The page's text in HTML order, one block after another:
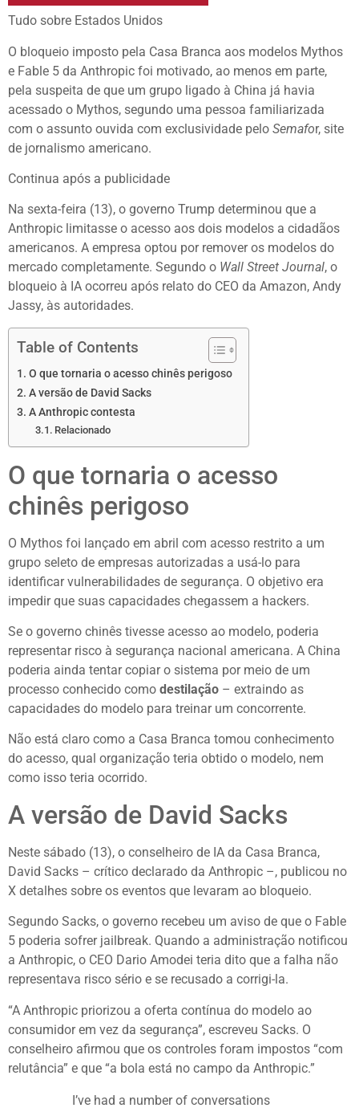
Tudo sobre Estados Unidos
O bloqueio imposto pela Casa Branca aos modelos Mythos
e Fable 5 da Anthropic foi motivado, ao menos em parte,
pela suspeita de que um grupo ligado à China já havia
acessado o Mythos, segundo uma pessoa familiarizada
com o assunto ouvida com exclusividade pelo Semafor, site
de jornalismo americano.
Continua após a publicidade
Na sexta-feira (13), o governo Trump determinou que a
Anthropic limitasse o acesso aos dois modelos a cidadãos
americanos. A empresa optou por remover os modelos do
mercado completamente. Segundo o Wall Street Journal, o
bloqueio à IA ocorreu após relato do CEO da Amazon, Andy
Jassy, às autoridades.
Table of Contents
O que tornaria o acesso chinês perigoso
A versão de David Sacks
A Anthropic contesta
Relacionado
O que tornaria o acesso
chinês perigoso
O Mythos foi lançado em abril com acesso restrito a um
grupo seleto de empresas autorizadas a usá-lo para
identificar vulnerabilidades de segurança. O objetivo era
impedir que suas capacidades chegassem a hackers.
Se o governo chinês tivesse acesso ao modelo, poderia
representar risco à segurança nacional americana. A China
poderia ainda tentar copiar o sistema por meio de um
processo conhecido como destilação – extraindo as
capacidades do modelo para treinar um concorrente.
Não está claro como a Casa Branca tomou conhecimento
do acesso, qual organização teria obtido o modelo, nem
como isso teria ocorrido.
A versão de David Sacks
Neste sábado (13), o conselheiro de IA da Casa Branca,
David Sacks – crítico declarado da Anthropic –, publicou no
X detalhes sobre os eventos que levaram ao bloqueio.
Segundo Sacks, o governo recebeu um aviso de que o Fable
5 poderia sofrer jailbreak. Quando a administração notificou
a Anthropic, o CEO Dario Amodei teria dito que a falha não
representava risco sério e se recusado a corrigi-la.
“A Anthropic priorizou a oferta contínua do modelo ao
consumidor em vez da segurança”, escreveu Sacks. O
conselheiro afirmou que os controles foram impostos “com
relutância” e que “a bola está no campo da Anthropic.”
I’ve had a number of conversations